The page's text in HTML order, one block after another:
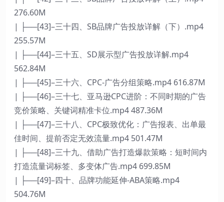
276.60M
| ├──[43]–三十四、SB品牌广告投放详解（下）.mp4
255.57M
| ├──[44]–三十五、SD展示型广告投放详解.mp4
562.84M
| ├──[45]–三十六、CPC-广告分组策略.mp4 616.87M
| ├──[46]–三十七、亚马逊CPC进阶：不同时期的广告
竞价策略、关键词精准卡位.mp4 487.36M
| ├──[47]–三十八、CPC极致优化：广告报表、出单最
佳时间、提前否定无效流量.mp4 501.47M
| ├──[48]–三十九、借助广告打造爆款策略：短时间内
打造流量词标签、多变体广告.mp4 699.85M
| ├──[49]–四十、品牌功能延伸-ABA策略.mp4
504.76M